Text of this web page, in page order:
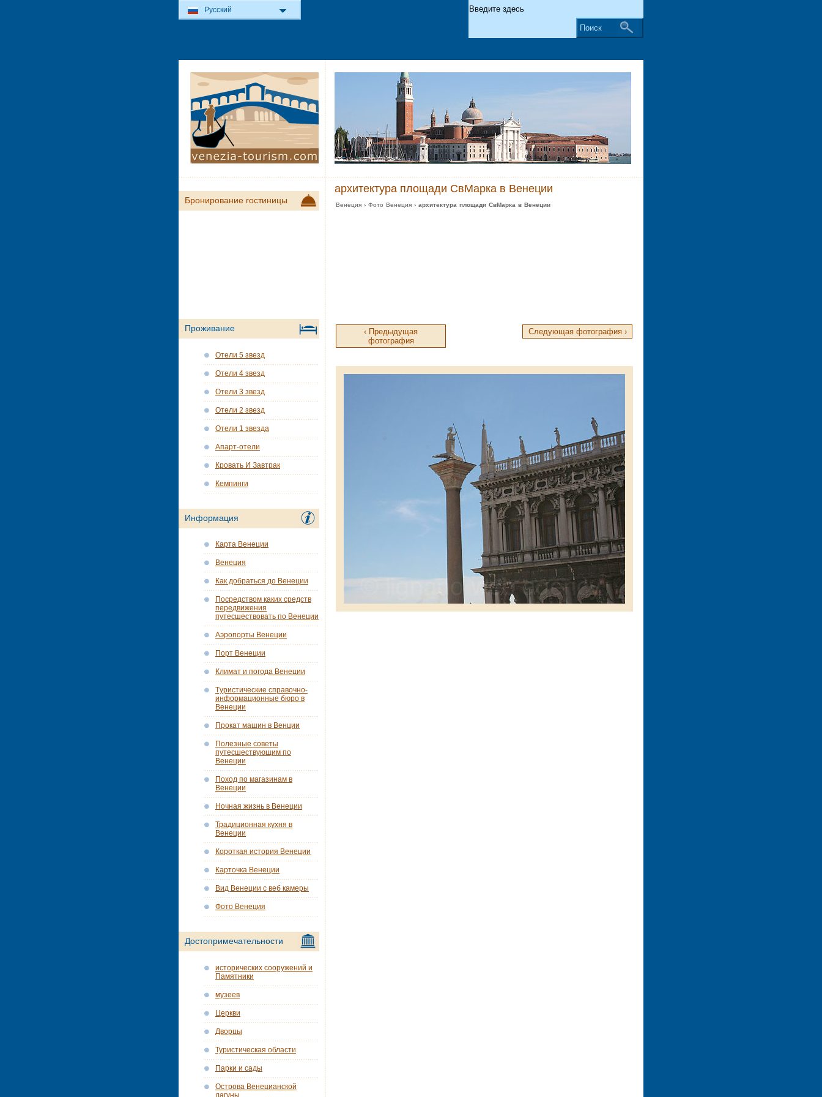
архитектура площади СвМарка в Венеции
Венеция ›Фото Венеция › архитектура площади СвМарка в Венеции
‹ Предыдущая
фотография
Следующая фотография ›
Бронирование гостиницы
Проживание
Отели 5 звезд
Отели 4 звезд
Отели 3 звезд
Отели 2 звезд
Отели 1 звезда
Апарт-отели
Кровать И Завтрак
Кемпинги
Информация
Карта Венеции
Венеция
Как добраться до Венеции
Посредством каких средств
передвижения
путесшествовать по Венеции
Аэропорты Венеции
Порт Венеции
Климат и погода Венеции
Tуристические справочно-
информационные бюро в
Венеции
Прокат машин в Венции
Полезные советы
путесшествующим по
Венеции
Поход по магазинам в
Венеции
Ночная жизнь в Венеции
Традиционная кухня в
Венеции
Короткая история Венеции
Карточка Венеции
Вид Венеции с веб камеры
Фото Венеция
Достопримечательности
исторических сооружений и
Памятники
музеев
Церкви
Дворцы
Туристическая области
Парки и сады
Острова Венецианской
лагуны
Русский
Поиск